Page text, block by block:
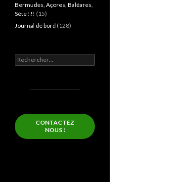
Bermudes, Açores, Baléares,
Sète !!! (15)
Journal de bord (128)
Rechercher :
CONTACTEZ
NOUS !